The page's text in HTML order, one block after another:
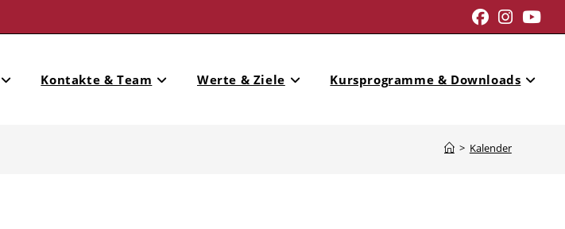
Kontakte & Team Werte & Ziele Kursprogramme & Downloads
> Kalender